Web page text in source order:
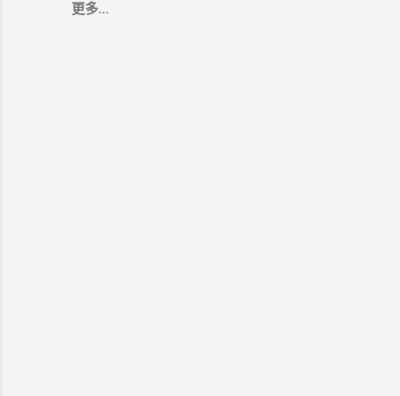
更多…